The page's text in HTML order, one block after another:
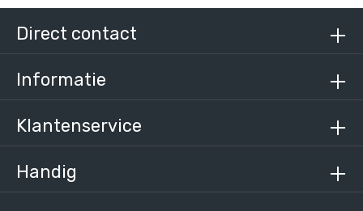
Direct contact
Informatie
Klantenservice
Handig